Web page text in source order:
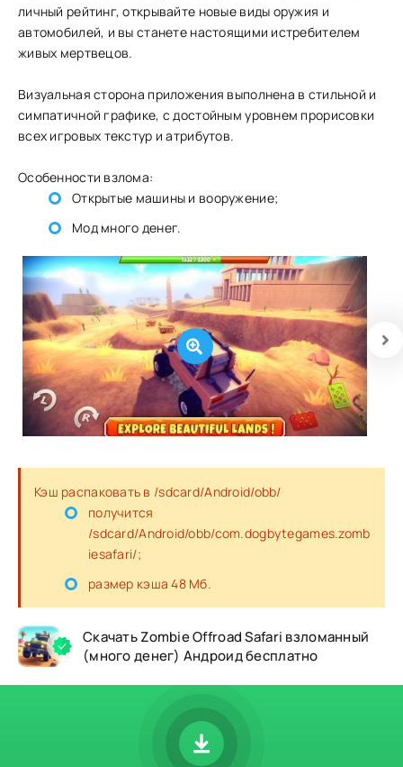
личный рейтинг, открывайте новые виды оружия и
автомобилей, и вы станете настоящими истребителем
живых мертвецов.
Визуальная сторона приложения выполнена в стильной и
симпатичной графике, с достойным уровнем прорисовки
всех игровых текстур и атрибутов.
Особенности взлома:
Открытые машины и вооружение;
Мод много денег.
Кэш распаковать в /sdcard/Android/obb/
получится
/sdcard/Android/obb/com.dogbytegames.zomb
iesafari/;
размер кэша 48 Мб.
Скачать Zombie Offroad Safari взломанный
(много денег) Андроид бесплатно